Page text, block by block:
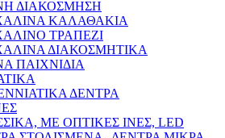
ΔΙΑΚΟΣΜΗΣΗ
ΚΑΛΑΘΑΚΙΑ
ΤΡΑΠΕΖΙ
ΔΙΑΚΟΣΜΗΤΙΚΑ
ΠΑΙΧΝΙΔΙΑ
ΔΕΝΤΡΑ
ΜΕ ΟΠΤΙΚΕΣ ΙΝΕΣ, LED